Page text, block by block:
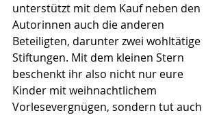
unterstützt mit dem Kauf neben den
Autorinnen auch die anderen
Beteiligten, darunter zwei wohltätige
Stiftungen. Mit dem kleinen Stern
beschenkt ihr also nicht nur eure
Kinder mit weihnachtlichem
Vorlesevergnügen, sondern tut auch